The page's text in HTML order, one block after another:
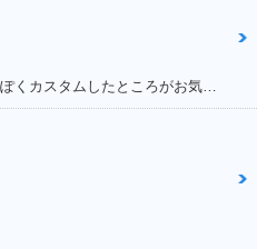
満足ポイント:安心感に満足！昔っぽくカスタムしたところがお気に入り！ ※今回のイベントでの撮影は、積載車等で移動をしており、 公道の走行はしておりません。